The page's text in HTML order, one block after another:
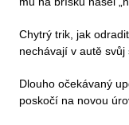
Chytrý trik, jak
nechávají v autě svůj
Dlouho očekávaný
poskočí na novou